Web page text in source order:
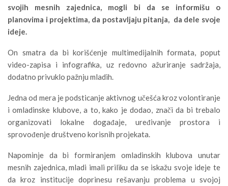
svojih mesnih zajednica, mogli bi da se informišu o
planovima i projektima, da postavljaju pitanja, da dele svoje
ideje.
On smatra da bi korišćenje multimedijalnih formata, poput
video-zapisa i infografika, uz redovno ažuriranje sadržaja,
dodatno privuklo pažnju mladih.
Jedna od mera je podsticanje aktivnog učešća kroz volontiranje
i omladinske klubove, a to, kako je dodao, znači da bi trebalo
organizovati lokalne događaje, uređivanje prostora i
sprovođenje društveno korisnih projekata.
Napominje da bi formiranjem omladinskih klubova unutar
mesnih zajednica, mladi imali priliku da se iskažu svoje ideje te
da kroz institucije doprinesu rešavanju problema u svojoj